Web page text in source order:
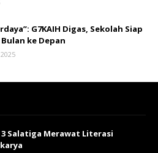
G7KAIH Digas, Sekolah Siap
ke Depan
3 Salatiga Merawat Literasi